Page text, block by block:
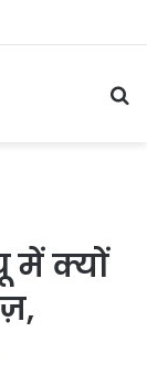
में क्यों